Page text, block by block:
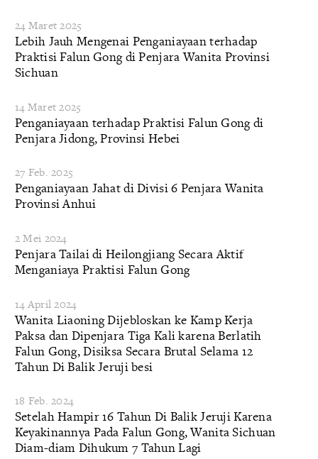
24 Maret 2025
Lebih Jauh Mengenai Penganiayaan terhadap
Praktisi Falun Gong di Penjara Wanita Provinsi
Sichuan
14 Maret 2025
Penganiayaan terhadap Praktisi Falun Gong di
Penjara Jidong, Provinsi Hebei
27 Feb. 2025
Penganiayaan Jahat di Divisi 6 Penjara Wanita
Provinsi Anhui
2 Mei 2024
Penjara Tailai di Heilongjiang Secara Aktif
Menganiaya Praktisi Falun Gong
14 April 2024
Wanita Liaoning Dijebloskan ke Kamp Kerja
Paksa dan Dipenjara Tiga Kali karena Berlatih
Falun Gong, Disiksa Secara Brutal Selama 12
Tahun Di Balik Jeruji besi
18 Feb. 2024
Setelah Hampir 16 Tahun Di Balik Jeruji Karena
Keyakinannya Pada Falun Gong, Wanita Sichuan
Diam-diam Dihukum 7 Tahun Lagi